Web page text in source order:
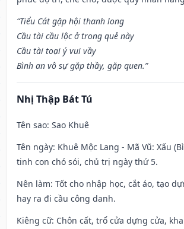
“Tiểu Cát gặp hội thanh long
Cầu tài cầu lộc ở trong quẻ này
Cầu tài toại ý vui vầy
Bình an vô sự gặp thầy, gặp quen.”
Nhị Thập Bát Tú
Tên sao: Sao Khuê
Tên ngày: Khuê Mộc Lang - Mã Vũ: Xấu
tinh con chó sói, chủ trị ngày thứ 5.
Nên làm: Tốt cho nhập học, cắt áo, tạo
hay ra đi cầu công danh.
Kiêng cữ: Chôn cất, trổ cửa dựng cửa,